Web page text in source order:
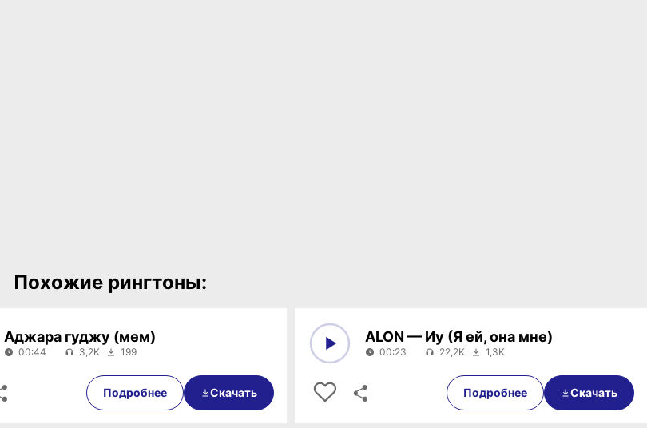
Похожие рингтоны:
00:44
Аджара гуджу (мем)
00:44 3,2K 199
Подробнее Скачать
00:23
ALON — Иу (Я ей, она мне)
00:23 22,2K 1,3K
Подробнее Скачать